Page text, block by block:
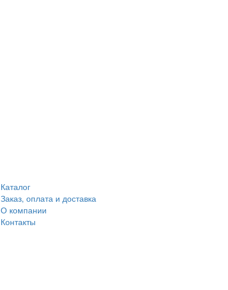
Каталог
Заказ, оплата и доставка
О компании
Контакты